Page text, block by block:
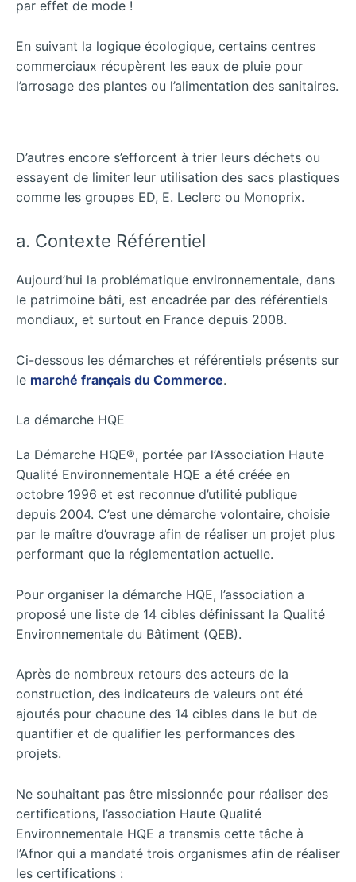
par effet de mode !
En suivant la logique écologique, certains centres
commerciaux récupèrent les eaux de pluie pour
l’arrosage des plantes ou l’alimentation des sanitaires.
D’autres encore s’efforcent à trier leurs déchets ou
essayent de limiter leur utilisation des sacs plastiques
comme les groupes ED, E. Leclerc ou Monoprix.
a. Contexte Référentiel
Aujourd’hui la problématique environnementale, dans
le patrimoine bâti, est encadrée par des référentiels
mondiaux, et surtout en France depuis 2008.
Ci-dessous les démarches et référentiels présents sur
le marché français du Commerce.
La démarche HQE
La Démarche HQE®, portée par l’Association Haute
Qualité Environnementale HQE a été créée en
octobre 1996 et est reconnue d’utilité publique
depuis 2004. C’est une démarche volontaire, choisie
par le maître d’ouvrage afin de réaliser un projet plus
performant que la réglementation actuelle.
Pour organiser la démarche HQE, l’association a
proposé une liste de 14 cibles définissant la Qualité
Environnementale du Bâtiment (QEB).
Après de nombreux retours des acteurs de la
construction, des indicateurs de valeurs ont été
ajoutés pour chacune des 14 cibles dans le but de
quantifier et de qualifier les performances des
projets.
Ne souhaitant pas être missionnée pour réaliser des
certifications, l’association Haute Qualité
Environnementale HQE a transmis cette tâche à
l’Afnor qui a mandaté trois organismes afin de réaliser
les certifications :